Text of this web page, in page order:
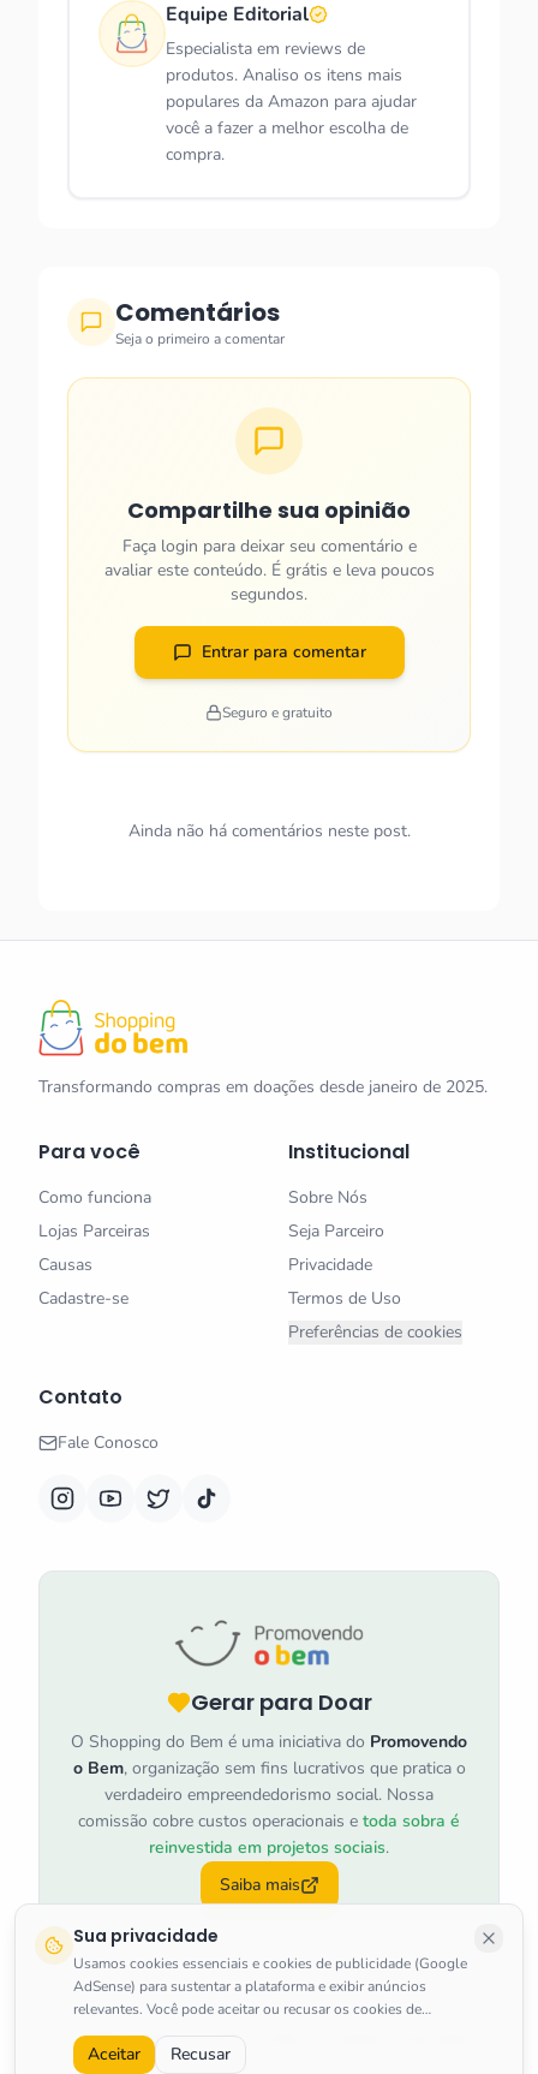
Sua privacidade
Usamos cookies essenciais e cookies de publicidade (Google
AdSense) para sustentar a plataforma e exibir anúncios
relevantes. Você pode aceitar ou recusar os cookies de
marketing a qualquer momento.
Aceitar Recusar
Equipe Editorial
Especialista em reviews de
produtos. Analiso os itens mais
populares da Amazon para ajudar
você a fazer a melhor escolha de
compra.
Comentários
Seja o primeiro a comentar
Compartilhe sua opinião
Faça login para deixar seu comentário e
avaliar este conteúdo. É grátis e leva poucos
segundos.
Entrar para comentar
Seguro e gratuito
Ainda não há comentários neste post.
Transformando compras em doações desde janeiro de 2025.
Para você
Como funciona
Lojas Parceiras
Causas
Cadastre-se
Institucional
Sobre Nós
Seja Parceiro
Privacidade
Termos de Uso
Preferências de cookies
Contato
Fale Conosco
Gerar para Doar
O Shopping do Bem é uma iniciativa do Promovendo
o Bem, organização sem fins lucrativos que pratica o
verdadeiro empreendedorismo social. Nossa
comissão cobre custos operacionais e toda sobra é
reinvestida em projetos sociais.
Saiba mais
©2026 Shopping do Bem